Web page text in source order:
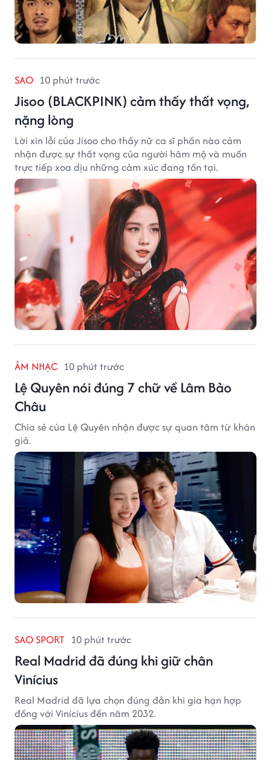
SAO 10 phút trước
Jisoo (BLACKPINK) cảm thấy thất vọng,
nặng lòng
Lời xin lỗi của Jisoo cho thấy nữ ca sĩ phần nào cảm
nhận được sự thất vọng của người hâm mộ và muốn
trực tiếp xoa dịu những cảm xúc đang tồn tại.
ÂM NHẠC 10 phút trước
Lệ Quyên nói đúng 7 chữ về Lâm Bảo
Châu
Chia sẻ của Lệ Quyên nhận được sự quan tâm từ khán
giả.
SAO SPORT 10 phút trước
Real Madrid đã đúng khi giữ chân
Vinícius
Real Madrid đã lựa chọn đúng đắn khi gia hạn hợp
đồng với Vinícius đến năm 2032.